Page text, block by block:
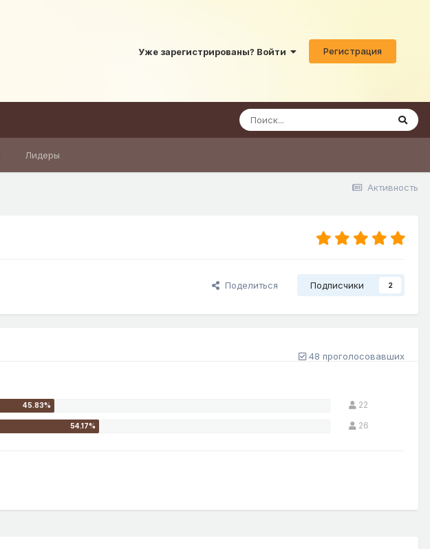
Уже зарегистрированы? Войти Регистрация
Лидеры
Активность
Поделиться Подписчики 2
48 проголосовавших
22
26